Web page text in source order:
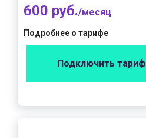
600 руб./месяц
Подробнее о тарифе
Подключить тариф